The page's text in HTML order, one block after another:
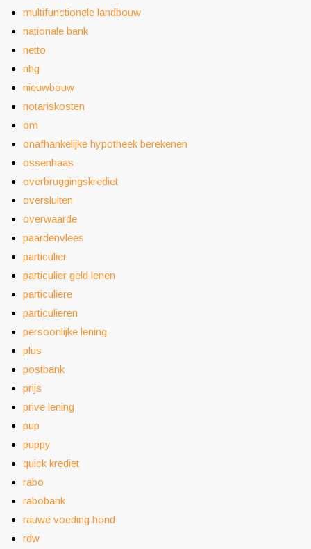
multifunctionele landbouw
nationale bank
netto
nhg
nieuwbouw
notariskosten
om
onafhankelijke hypotheek berekenen
ossenhaas
overbruggingskrediet
oversluiten
overwaarde
paardenvlees
particulier
particulier geld lenen
particuliere
particulieren
persoonlijke lening
plus
postbank
prijs
prive lening
pup
puppy
quick krediet
rabo
rabobank
rauwe voeding hond
rdw